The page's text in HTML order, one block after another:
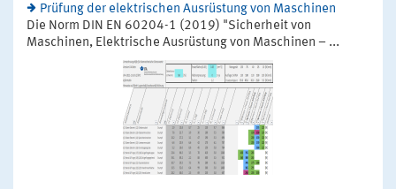
Prüfung der elektrischen Ausrüstung von Maschinen
Die Norm DIN EN 60204-1 (2019) "Sicherheit von
Maschinen, Elektrische Ausrüstung von Maschinen – ...